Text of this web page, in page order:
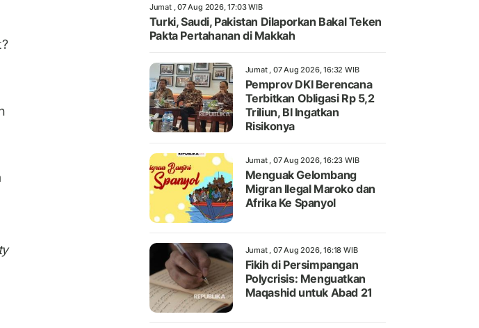
Jumat , 07 Aug 2026, 17:03 WIB
Turki, Saudi, Pakistan Dilaporkan Bakal Teken
Pakta Pertahanan di Makkah
Jumat , 07 Aug 2026, 16:32 WIB
Pemprov DKI Berencana
Terbitkan Obligasi Rp 5,2
Triliun, BI Ingatkan
Risikonya
Jumat , 07 Aug 2026, 16:23 WIB
Menguak Gelombang
Migran Ilegal Maroko dan
Afrika Ke Spanyol
Jumat , 07 Aug 2026, 16:18 WIB
Fikih di Persimpangan
Polycrisis: Menguatkan
Maqashid untuk Abad 21